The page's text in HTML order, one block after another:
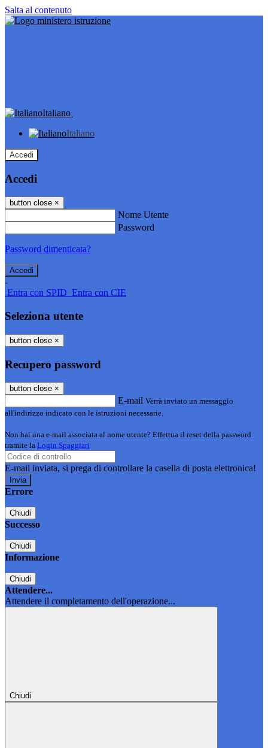
Salta al contenuto
Italiano
Italiano
Accedi
Accedi
button close ×
Nome Utente
Password
Password dimenticata?
-
Entra con SPID Entra con CIE
Seleziona utente
button close ×
Recupero password
button close ×
E-mail Verrà inviato un messaggio
all'indirizzo indicato con le istruzioni necessarie.
Non hai una e-mail associata al nome utente? Effettua il reset della password
tramite la Login Spaggiari
E-mail inviata, si prega di controllare la casella di posta elettronica!
Errore
Chiudi
Successo
Chiudi
Informazione
Chiudi
Attendere...
Attendere il completamento dell'operazione...
Chiudi